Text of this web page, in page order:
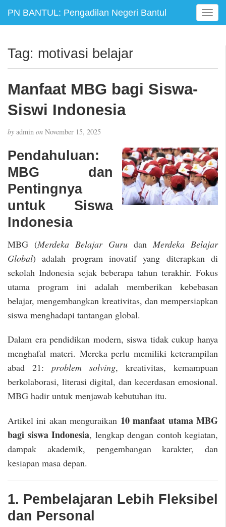
PN BANTUL: Pengadilan Negeri Bantul
T
o
e
t
i
o
n
Tag: motivasi belajar
Manfaat MBG bagi Siswa-
Siswi Indonesia
by admin on November 15, 2025
Pendahuluan:
MBG dan
Pentingnya
untuk Siswa
Indonesia
MBG (Merdeka Belajar Guru dan Merdeka Belajar
Global) adalah program inovatif yang diterapkan di
sekolah Indonesia sejak beberapa tahun terakhir. Fokus
utama program ini adalah memberikan kebebasan
belajar, mengembangkan kreativitas, dan mempersiapkan
siswa menghadapi tantangan global.
Dalam era pendidikan modern, siswa tidak cukup hanya
menghafal materi. Mereka perlu memiliki keterampilan
abad 21: problem solving, kreativitas, kemampuan
berkolaborasi, literasi digital, dan kecerdasan emosional.
MBG hadir untuk menjawab kebutuhan itu.
Artikel ini akan menguraikan 10 manfaat utama MBG
bagi siswa Indonesia, lengkap dengan contoh kegiatan,
dampak akademik, pengembangan karakter, dan
kesiapan masa depan.
1. Pembelajaran Lebih Fleksibel
dan Personal